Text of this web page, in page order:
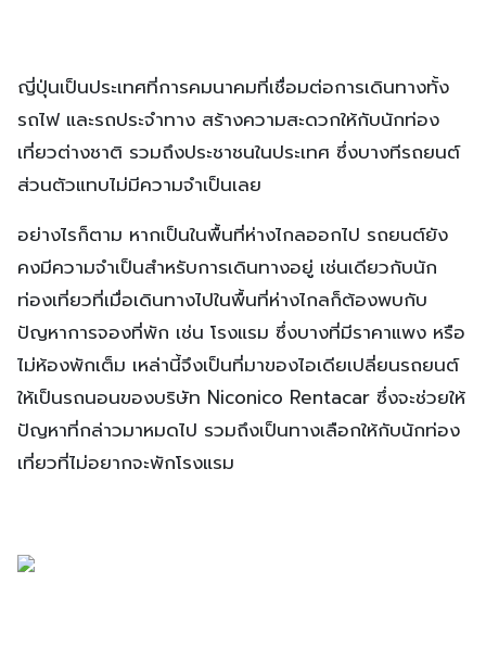
ญี่ปุ่นเป็นประเทศที่การคมนาคมที่เชื่อมต่อการเดินทางทั้ง
รถไฟ และรถประจำทาง สร้างความสะดวกให้กับนักท่อง
เที่ยวต่างชาติ รวมถึงประชาชนในประเทศ ซึ่งบางทีรถยนต์
ส่วนตัวแทบไม่มีความจำเป็นเลย
อย่างไรก็ตาม หากเป็นในพื้นที่ห่างไกลออกไป รถยนต์ยัง
คงมีความจำเป็นสำหรับการเดินทางอยู่ เช่นเดียวกับนัก
ท่องเที่ยวที่เมื่อเดินทางไปในพื้นที่ห่างไกลก็ต้องพบกับ
ปัญหาการจองที่พัก เช่น โรงแรม ซึ่งบางที่มีราคาแพง หรือ
ไม่ห้องพักเต็ม เหล่านี้จึงเป็นที่มาของไอเดียเปลี่ยนรถยนต์
ให้เป็นรถนอนของบริษัท Niconico Rentacar ซึ่งจะช่วยให้
ปัญหาที่กล่าวมาหมดไป รวมถึงเป็นทางเลือกให้กับนักท่อง
เที่ยวที่ไม่อยากจะพักโรงแรม